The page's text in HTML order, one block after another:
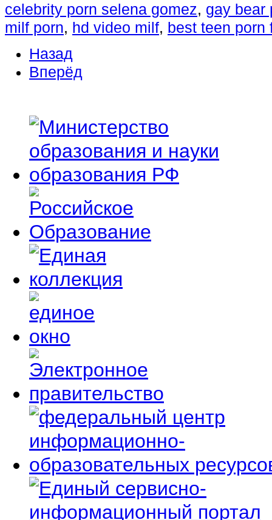
celebrity porn selena gomez, gay bear
milf porn, hd video milf, best teen porn
Назад
Вперёд